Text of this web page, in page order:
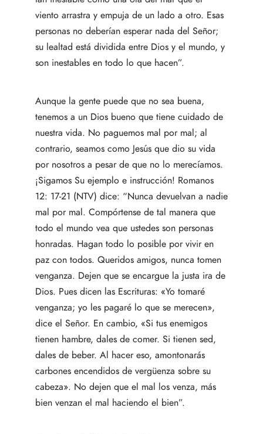
viento arrastra y empuja de un lado a otro. Esas
personas no deberían esperar nada del Señor;
su lealtad está dividida entre Dios y el mundo, y
son inestables en todo lo que hacen”.
Aunque la gente puede que no sea buena,
tenemos a un Dios bueno que tiene cuidado de
nuestra vida. No paguemos mal por mal; al
contrario, seamos como Jesús que dio su vida
por nosotros a pesar de que no lo merecíamos.
¡Sigamos Su ejemplo e instrucción! Romanos
12: 17-21 (NTV) dice: “Nunca devuelvan a nadie
mal por mal. Compórtense de tal manera que
todo el mundo vea que ustedes son personas
honradas. Hagan todo lo posible por vivir en
paz con todos. Queridos amigos, nunca tomen
venganza. Dejen que se encargue la justa ira de
Dios. Pues dicen las Escrituras: «Yo tomaré
venganza; yo les pagaré lo que se merecen»,
dice el Señor. En cambio, «Si tus enemigos
tienen hambre, dales de comer. Si tienen sed,
dales de beber. Al hacer eso, amontonarás
carbones encendidos de vergüenza sobre su
cabeza». No dejen que el mal los venza, más
bien venzan el mal haciendo el bien”.